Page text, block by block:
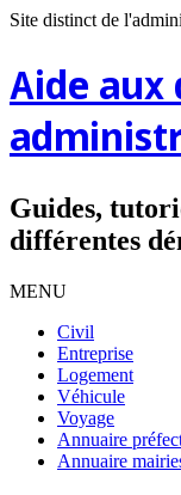
Site distinct de
Aide aux
Guides,
différentes
MENU
Civil
Entreprise
Logement
Véhicule
Voyage
Annuaire
Annuaire